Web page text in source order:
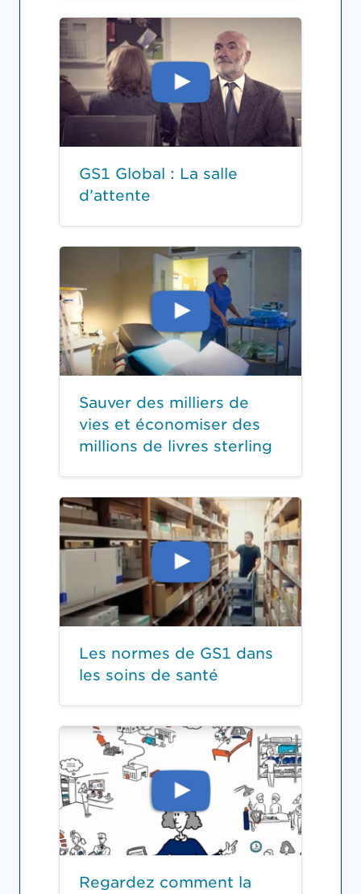
GS1 Global : La salle
d’attente
Sauver des milliers de
vies et économiser des
millions de livres sterling
Les normes de GS1 dans
les soins de santé
Regardez comment la